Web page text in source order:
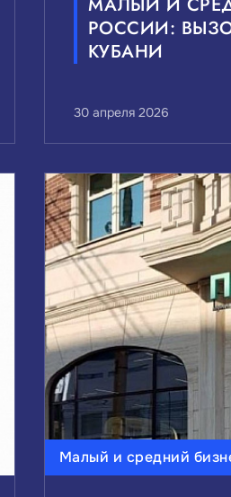
РОССИИ:
КУБАНИ
30 апреля 2026
Малый и средний